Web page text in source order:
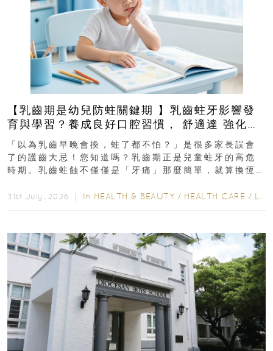
【乳齒期是幼兒防蛀關鍵期 】乳齒蛀牙影響發
育與學習？養成良好口腔習慣， 舒適達 強化琺
瑯質 兒童牙膏防護指南
「以為乳齒早晚會換，蛀了都不怕？」是很多家長誤會
了的護齒大忌！您知道嗎？乳齒期正是兒童蛀牙的高危
時期。乳齒蛀蝕不僅僅是「牙痛」那麼簡單，就算換恆
31st July, 2026 ｜ In HEALTH & BEAUTY / HEALTH CARE / LIFESTYLE